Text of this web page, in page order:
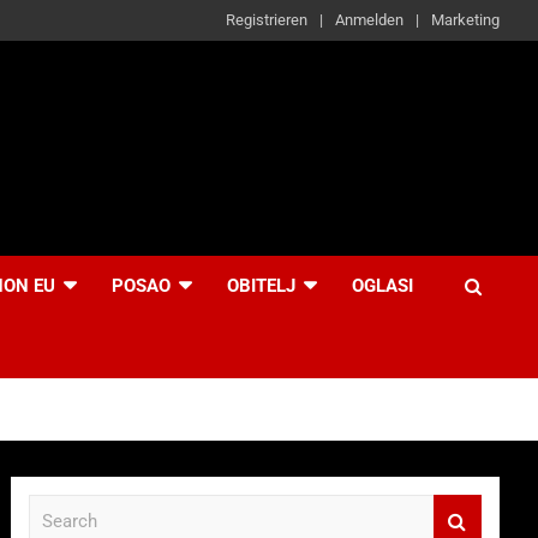
Registrieren Anmelden Marketing
EU POSAO OBITELJ OGLASI